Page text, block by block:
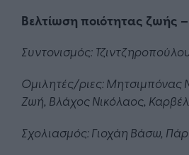
Βελτίωση ποιότητας ζωής
Συντονισμός:
Ομιλητές/ριες: Μητσιμπόνας
Ζωή, Βλάχος Νικόλαος,
Σχολιασμός: Γιοχάη Βάσω,